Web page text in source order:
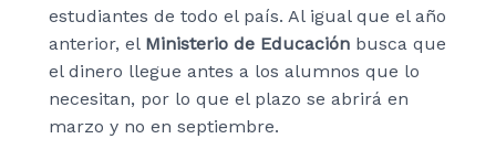
estudiantes de todo el país. Al igual que el año
anterior, el Ministerio de Educación busca que
el dinero llegue antes a los alumnos que lo
necesitan, por lo que el plazo se abrirá en
marzo y no en septiembre.